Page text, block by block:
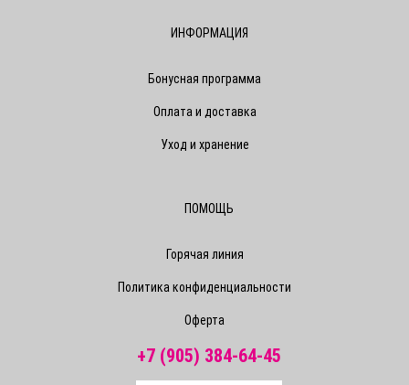
ИНФОРМАЦИЯ
Бонусная программа
Оплата и доставка
Уход и хранение
ПОМОЩЬ
Горячая линия
Политика конфиденциальности
Оферта
+7 (905) 384-64-45